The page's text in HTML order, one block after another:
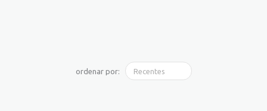
ordenar por: